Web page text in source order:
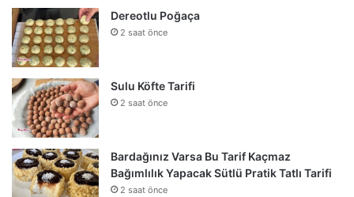
Dereotlu Poğaça
2 saat önce
Sulu Köfte Tarifi
2 saat önce
Bardağınız Varsa Bu Tarif Kaçmaz
Bağımlılık Yapacak Sütlü Pratik Tatlı Tarifi
2 saat önce